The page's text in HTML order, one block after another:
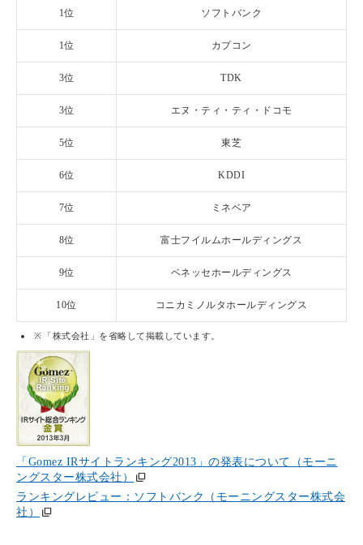
1位 ソフトバンク
1位 カプコン
3位 TDK
3位 エヌ・ティ・ティ・ドコモ
5位 東芝
6位 KDDI
7位 ミネベア
8位 富士フイルムホールディングス
9位 ベネッセホールディングス
10位 コニカミノルタホールディングス
※ 「株式会社」を省略して掲載しています。
「Gomez IRサイトランキング2013」の発表について（モーニ
ングスター株式会社）
ランキングレビュー：ソフトバンク（モーニングスター株式会
社）